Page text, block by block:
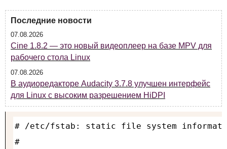
Последние новости
07.08.2026
Cine 1.8.2 — это новый видеоплеер на базе MPV для
рабочего стола Linux
07.08.2026
В аудиоредакторе Audacity 3.7.8 улучшен интерфейс
для Linux с высоким разрешением HiDPI
# /etc/fstab: static file system
#